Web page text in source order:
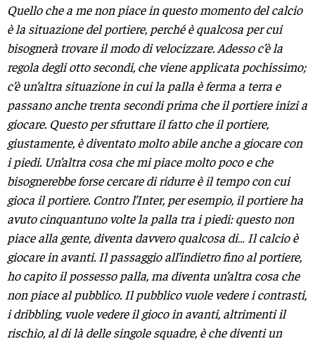
Quello che a me non piace in questo momento del calcio
è la situazione del portiere, perché è qualcosa per cui
bisognerà trovare il modo di velocizzare. Adesso c’è la
regola degli otto secondi, che viene applicata pochissimo;
c’è un’altra situazione in cui la palla è ferma a terra e
passano anche trenta secondi prima che il portiere inizi a
giocare. Questo per sfruttare il fatto che il portiere,
giustamente, è diventato molto abile anche a giocare con
i piedi. Un’altra cosa che mi piace molto poco e che
bisognerebbe forse cercare di ridurre è il tempo con cui
gioca il portiere. Contro l’Inter, per esempio, il portiere ha
avuto cinquantuno volte la palla tra i piedi: questo non
piace alla gente, diventa davvero qualcosa di… Il calcio è
giocare in avanti. Il passaggio all’indietro fino al portiere,
ho capito il possesso palla, ma diventa un’altra cosa che
non piace al pubblico. Il pubblico vuole vedere i contrasti,
i dribbling, vuole vedere il gioco in avanti, altrimenti il
rischio, al di là delle singole squadre, è che diventi un